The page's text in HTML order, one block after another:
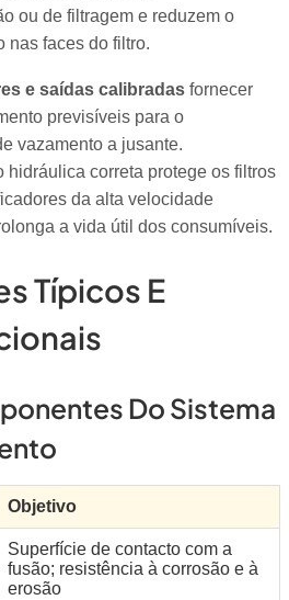
ou de filtragem e reduzem o
nas faces do filtro.
e saídas calibradasfornecer
previsíveis para o
vazamento a jusante.
hidráulica correta protege os filtros
da alta velocidade
a vida útil dos consumíveis.
Típicos E
Do Sistema
Objetivo
Superfície de contacto com a
fusão; resistência à corrosão e à
erosão